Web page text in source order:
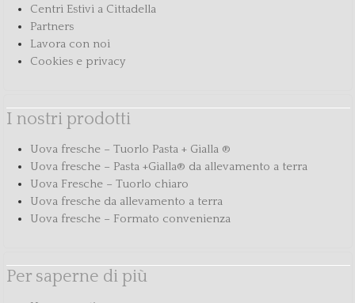
Centri Estivi a Cittadella
Partners
Lavora con noi
Cookies e privacy
I nostri prodotti
Uova fresche – Tuorlo Pasta + Gialla ®
Uova fresche – Pasta +Gialla® da allevamento a terra
Uova Fresche – Tuorlo chiaro
Uova fresche da allevamento a terra
Uova fresche – Formato convenienza
Per saperne di più